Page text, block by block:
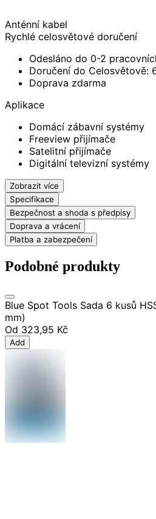
Anténní kabel
Rychlé celosvětové doručení
Odesláno do 0-2
Doručení do Celosvětově:
Doprava zdarma
Aplikace
Domácí zábavní systémy
Freeview přijímače
Satelitní přijímače
Digitální televizní systémy
Zobrazit více
Specifikace
Bezpečnost a shoda s předpisy
Doprava a vrácení
Platba a zabezpečení
Podobné produkty
Blue Spot Tools Sada 6 kusů
mm)
Od 323,95 Kč
Add